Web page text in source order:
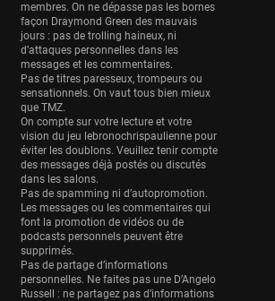
Eurobasket
25 sessions
Detroit Pistons
25 sessions
Brooklyn Nets
24 sessions
Sacramento Kings
24 sessions
Utah Jazz
22 sessions
Toronto Raptors
18 sessions
membres. On ne dépasse pas les bornes
façon Draymond Green des mauvais
jours : pas de trolling haineux, ni
d’attaques personnelles dans les
messages et les commentaires.
Pas de titres paresseux, trompeurs ou
sensationnels. On vaut tous bien mieux
que TMZ.
On compte sur votre lecture et votre
vision du jeu lebronochrispaulienne pour
éviter les doublons. Veuillez tenir compte
des messages déjà postés ou discutés
dans les salons.
Pas de spamming ni d’autopromotion.
Les messages ou les commentaires qui
font la promotion de vidéos ou de
podcasts personnels peuvent être
supprimés.
Pas de partage d’informations
personnelles. Ne faites pas une D’Angelo
Russell : ne partagez pas d’informations